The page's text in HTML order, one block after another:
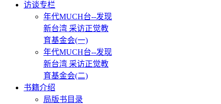
访谈专栏
年代MUCH台--发现
新台湾 采访正觉教
育基金会(一)
年代MUCH台--发现
新台湾 采访正觉教
育基金会(二)
书籍介绍
局版书目录